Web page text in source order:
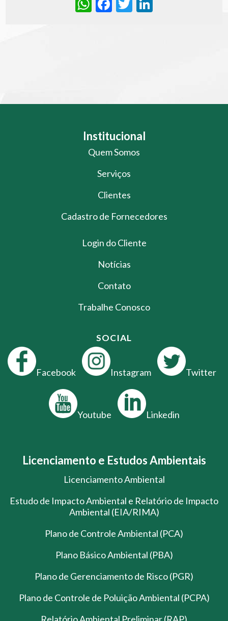
Institucional
Quem Somos
Serviços
Clientes
Cadastro de Fornecedores
Login do Cliente
Notícias
Contato
Trabalhe Conosco
SOCIAL
Facebook Instagram Twitter
Youtube Linkedin
Licenciamento e Estudos Ambientais
Licenciamento Ambiental
Estudo de Impacto Ambiental e Relatório de Impacto
Ambiental (EIA/RIMA)
Plano de Controle Ambiental (PCA)
Plano Básico Ambiental (PBA)
Plano de Gerenciamento de Risco (PGR)
Plano de Controle de Poluição Ambiental (PCPA)